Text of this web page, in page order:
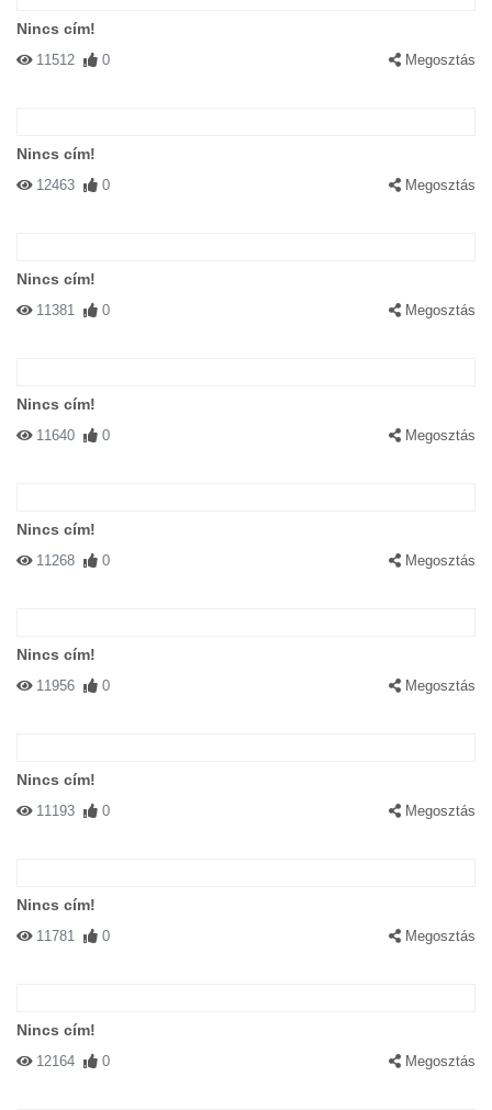
Nincs cím!
11512 0 Megosztás
Nincs cím!
12463 0 Megosztás
Nincs cím!
11381 0 Megosztás
Nincs cím!
11640 0 Megosztás
Nincs cím!
11268 0 Megosztás
Nincs cím!
11956 0 Megosztás
Nincs cím!
11193 0 Megosztás
Nincs cím!
11781 0 Megosztás
Nincs cím!
12164 0 Megosztás